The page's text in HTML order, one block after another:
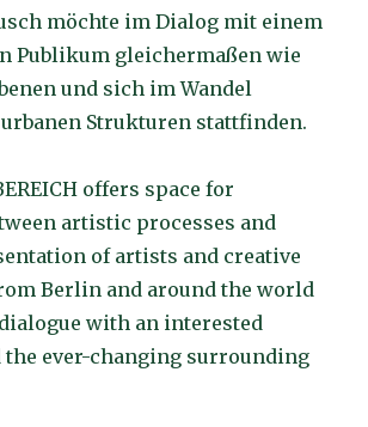
möchte im Dialog mit einem
Publikum gleichermaßen wie
und sich im Wandel
Strukturen stattfinden.
offers space for
artistic processes and
of artists and creative
Berlin and around the world
with an interested
the ever-changing surrounding